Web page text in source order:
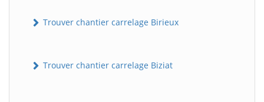
Trouver chantier carrelage Birieux
Trouver chantier carrelage Biziat